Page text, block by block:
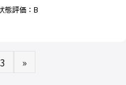
態評価：B
3 »